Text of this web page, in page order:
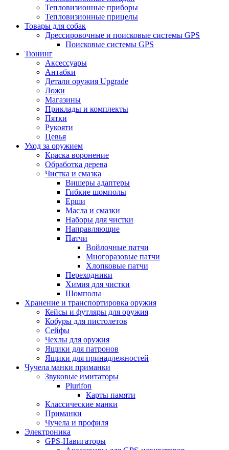
Тепловизионные приборы
Тепловизионные прицелы
Товары для собак
Дрессировочные и поисковые системы GPS
Поисковые системы GPS
Тюнинг
Аксессуары
Антабки
Детали оружия Upgrade
Ложи
Магазины
Приклады и комплекты
Пятки
Рукояти
Цевья
Уход за оружием
Краска воронение
Обработка дерева
Чистка и смазка
Вишеры адаптеры
Гибкие шомполы
Ерши
Масла и смазки
Наборы для чистки
Направляющие
Патчи
Войлочные патчи
Многоразовые патчи
Хлопковые патчи
Переходники
Химия для чистки
Шомполы
Хранение и транспортировка оружия
Кейсы и футляры для оружия
Кобуры для пистолетов
Сейфы
Чехлы для оружия
Ящики для патронов
Ящики для принадлежностей
Чучела манки приманки
Звуковые имитаторы
Plurifon
Карты памяти
Классические манки
Приманки
Чучела и профиля
Электроника
GPS-Навигаторы